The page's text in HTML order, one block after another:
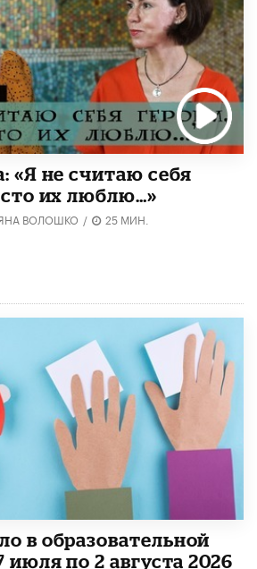
«Я не считаю себя
их люблю…»
ВОЛОШКО / 25 МИН.
в образовательной
июля по 2 августа 2026